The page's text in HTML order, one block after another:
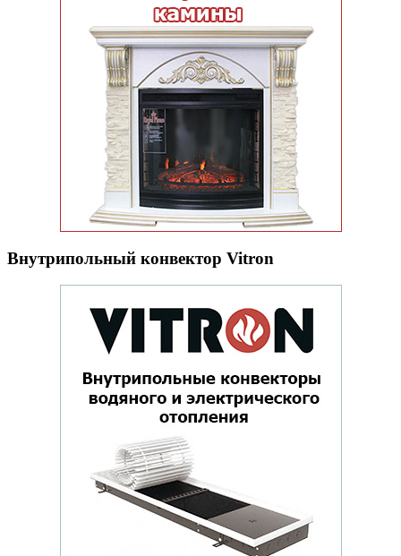
Внутрипольный конвектор Vitron